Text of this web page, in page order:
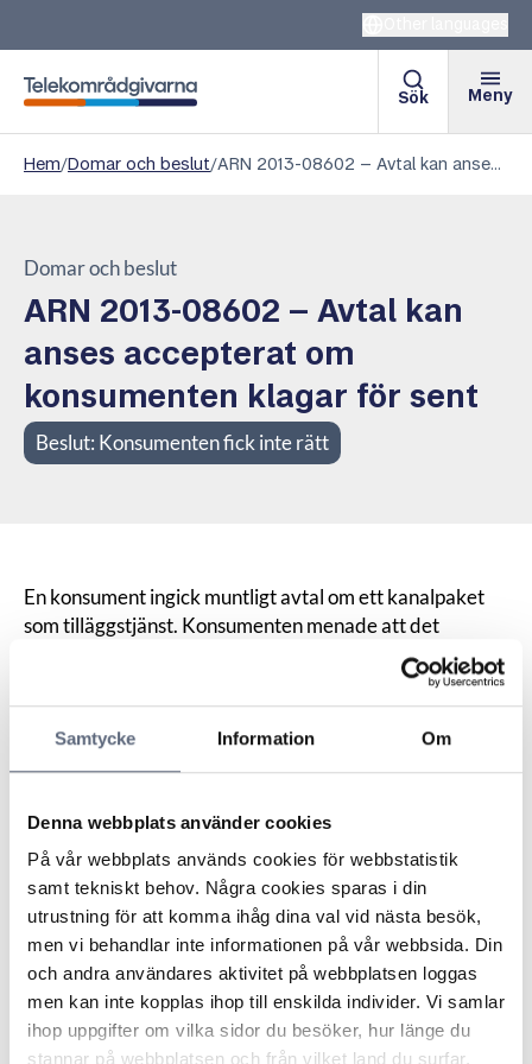
Samtycke Information Om
Denna webbplats använder cookies
På vår webbplats används cookies för webbstatistik
samt tekniskt behov. Några cookies sparas i din
utrustning för att komma ihåg dina val vid nästa besök,
men vi behandlar inte informationen på vår webbsida. Din
och andra användares aktivitet på webbplatsen loggas
men kan inte kopplas ihop till enskilda individer. Vi samlar
ihop uppgifter om vilka sidor du besöker, hur länge du
stannar på webbplatsen och från vilket land du surfar.
Telekområdgivarna
Sök Meny
Hem/Domar och beslut/ ARN 2013-08602 – Avtal kan anses accepterat om konsumenten klagar för sent
Domar och beslut
ARN 2013-08602 – Avtal kan
anses accepterat om
konsumenten klagar för sent
Beslut: Konsumenten fick inte rätt
En konsument ingick muntligt avtal om ett kanalpaket
som tilläggstjänst. Konsumenten menade att det
avtalade priset var 99 kronor i månaden, men priset
höjdes redan efter sex månader till 249 kronor. När
konsumenten försökte säga upp avtalet visade det sig
att avtalet ingåtts med bindningstid.
Bolaget anförde att konsumenten erbjöds kanalpaketet
månaderna under förutsättning att avtalet ingicks med
bindningstid på 12 månader. De återstående sex
månaderna skulle tjänsten debiteras enligt ordinarie
pris.
Nämnden framhöll att parterna var oense om vad som
avtalats och att det är bolaget som ska visa att bolagets
egen tolkning är den gällande. Bolaget anförde en
orderbekräftelse som bevisning. Nämnden menade att
när konsumenten långt senare påstår att avtalet är